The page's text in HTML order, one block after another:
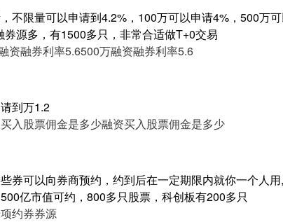
不限量可以申请到4.2%，100万可以申请4%，500万
源多，有1500多只，非常合适做T+0交易
资融券利率5.6500万融资融券利率5.6
到万1.2
入股票佣金是多少融资买入股票佣金是多少
券可以向券商预约，约到后在一定期限内就你一个人
亿市值可约，800多只股票，科创板有200多只
约券券源